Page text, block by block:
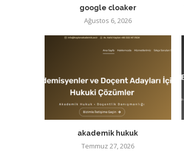
google cloaker
Ağustos 6, 2026
akademik hukuk
Temmuz 27, 2026